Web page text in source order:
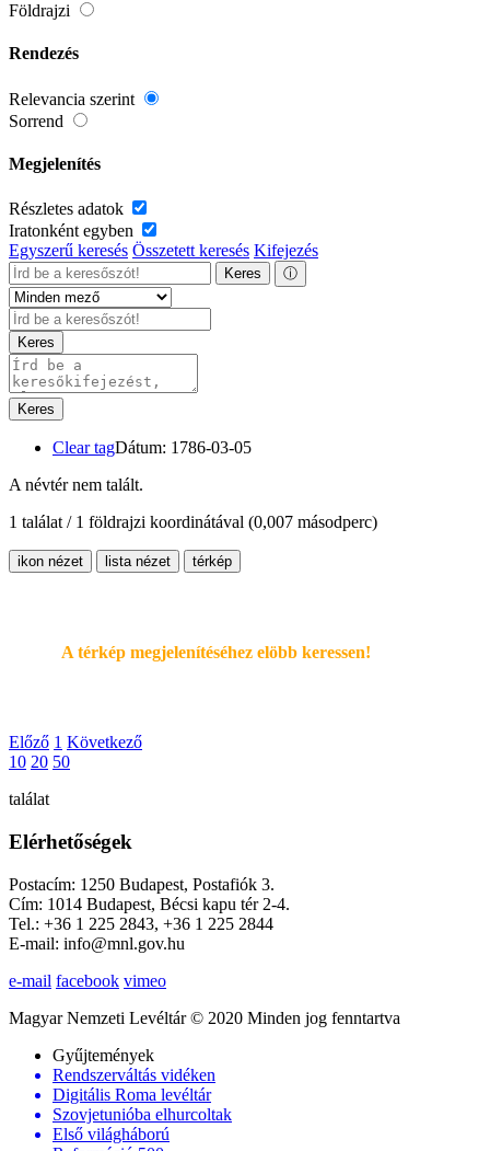
Földrajzi
Rendezés
Relevancia szerint
Sorrend
Megjelenítés
Részletes adatok
Iratonként egyben
Egyszerű keresés Összetett keresés Kifejezés
Keres ⓘ
Keres
Keres
Clear tagDátum: 1786-03-05
A névtér nem talált.
1 találat / 1 földrajzi koordinátával (0,007 másodperc)
ikon nézet lista nézet térkép
A térkép megjelenítéséhez elöbb keressen!
Előző 1 Következő
10 20 50
találat
Elérhetőségek
Postacím: 1250 Budapest, Postafiók 3.
Cím: 1014 Budapest, Bécsi kapu tér 2-4.
Tel.: +36 1 225 2843, +36 1 225 2844
E-mail: info@mnl.gov.hu
e-mail facebook vimeo
Magyar Nemzeti Levéltár © 2020 Minden jog fenntartva
Gyűjtemények
Rendszerváltás vidéken
Digitális Roma levéltár
Szovjetunióba elhurcoltak
Első világháború